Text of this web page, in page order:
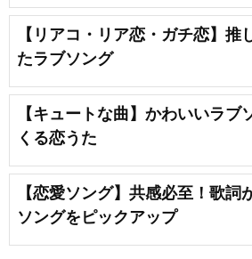
【リアコ・リア恋・ガチ恋】推
たラブソング
【キュートな曲】かわいいラブ
くる恋うた
【恋愛ソング】共感必至！歌詞
ソングをピックアップ